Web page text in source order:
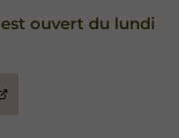
est ouvert du lundi